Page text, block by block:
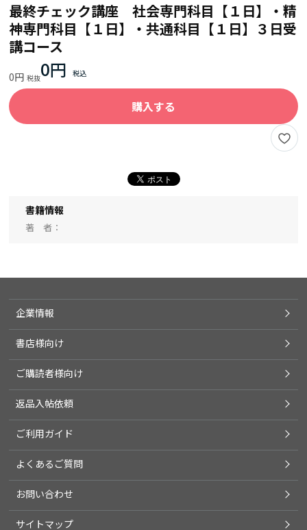
最終チェック講座 社会専門科目【１日】・精
神専門科目【１日】・共通科目【１日】３日受
講コース
0円 0円
購入する
書籍情報
著 者
企業情報
書店様向け
ご購読者様向け
返品入帖依頼
ご利用ガイド
よくあるご質問
お問い合わせ
サイトマップ